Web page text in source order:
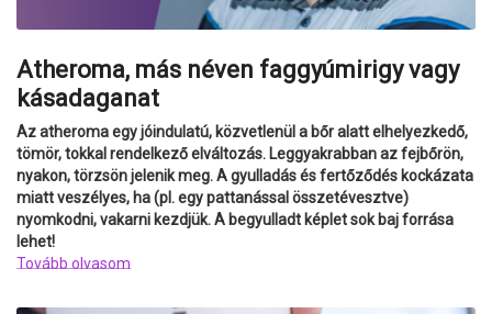
Atheroma, más néven faggyúmirigy vagy
kásadaganat
Az atheroma egy jóindulatú, közvetlenül a bőr alatt elhelyezkedő,
tömör, tokkal rendelkező elváltozás. Leggyakrabban az fejbőrön,
nyakon, törzsön jelenik meg. A gyulladás és fertőződés kockázata
miatt veszélyes, ha (pl. egy pattanással összetévesztve)
nyomkodni, vakarni kezdjük. A begyulladt képlet sok baj forrása
lehet!
Tovább olvasom